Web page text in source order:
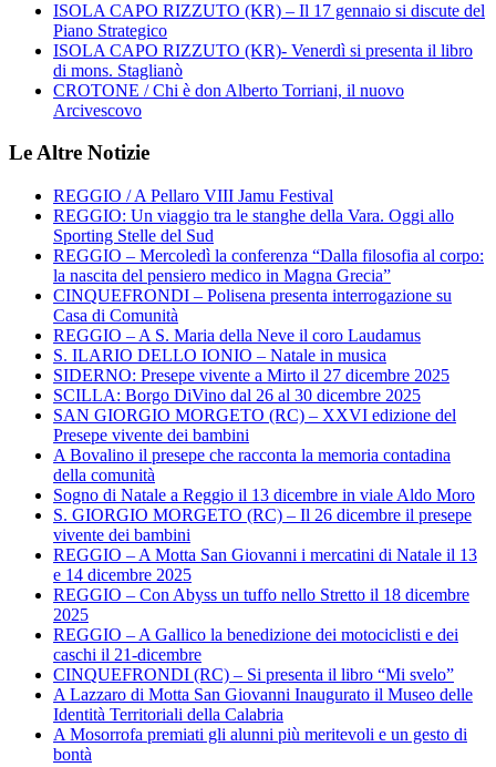
ISOLA CAPO RIZZUTO (KR) – Il 17 gennaio si discute del
Piano Strategico
ISOLA CAPO RIZZUTO (KR)- Venerdì si presenta il libro
di mons. Staglianò
CROTONE / Chi è don Alberto Torriani, il nuovo
Arcivescovo
Le Altre Notizie
REGGIO / A Pellaro VIII Jamu Festival
REGGIO: Un viaggio tra le stanghe della Vara. Oggi allo
Sporting Stelle del Sud
REGGIO – Mercoledì la conferenza “Dalla filosofia al corpo:
la nascita del pensiero medico in Magna Grecia”
CINQUEFRONDI – Polisena presenta interrogazione su
Casa di Comunità
REGGIO – A S. Maria della Neve il coro Laudamus
S. ILARIO DELLO IONIO – Natale in musica
SIDERNO: Presepe vivente a Mirto il 27 dicembre 2025
SCILLA: Borgo DiVino dal 26 al 30 dicembre 2025
SAN GIORGIO MORGETO (RC) – XXVI edizione del
Presepe vivente dei bambini
A Bovalino il presepe che racconta la memoria contadina
della comunità
Sogno di Natale a Reggio il 13 dicembre in viale Aldo Moro
S. GIORGIO MORGETO (RC) – Il 26 dicembre il presepe
vivente dei bambini
REGGIO – A Motta San Giovanni i mercatini di Natale il 13
e 14 dicembre 2025
REGGIO – Con Abyss un tuffo nello Stretto il 18 dicembre
2025
REGGIO – A Gallico la benedizione dei motociclisti e dei
caschi il 21-dicembre
CINQUEFRONDI (RC) – Si presenta il libro “Mi svelo”
A Lazzaro di Motta San Giovanni Inaugurato il Museo delle
Identità Territoriali della Calabria
A Mosorrofa premiati gli alunni più meritevoli e un gesto di
bontà